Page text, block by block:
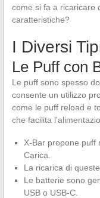
come si fa a ricaricare
caratteristiche?
I Diversi
Le Puff con
Le puff sono spesso
consente un utilizzo
come le puff reload e
che facilita
X-Bar propone puff
Carica.
La ricarica di
Le batterie sono
USB o USB-C.